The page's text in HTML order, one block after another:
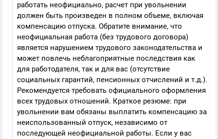
работать неофициально, расчет при увольнении
должен быть произведен в полном объеме, включая
компенсацию отпуска. Обратите внимание, что
неофициальная работа (без трудового договора)
является нарушением трудового законодательства и
может повлечь неблагоприятные последствия как
для работодателя, так и для вас (отсутствие
социальных гарантий, пенсионных отчислений и т.д.).
Рекомендуется требовать официального оформления
всех трудовых отношений. Краткое резюме: при
увольнении вам обязаны выплатить компенсацию за
неиспользованный отпуск, независимо от
последующей неофициальной работы. Если у вас